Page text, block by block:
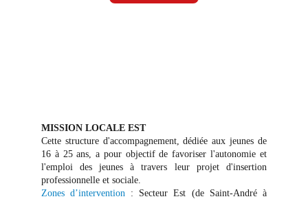
MISSION LOCALE EST
Cette structure d'accompagnement, dédiée aux jeunes de
16 à 25 ans, a pour objectif de favoriser l'autonomie et
l'emploi des jeunes à travers leur projet d'insertion
professionnelle et sociale.
Zones d’intervention : Secteur Est (de Saint-André à